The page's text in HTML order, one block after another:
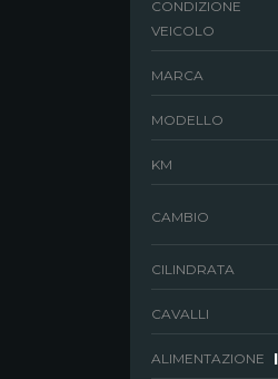
CONDIZIONE
VEICOLO
MARCA
MODELLO
KM
CAMBIO
CILINDRATA
CAVALLI
ALIMENTAZIONE